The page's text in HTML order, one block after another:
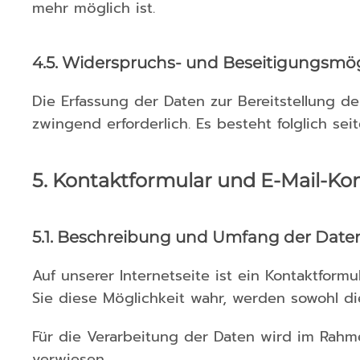
mehr möglich ist.
4.5. Widerspruchs- und
Die Erfassung der Daten zur Bereitstellung
zwingend erforderlich. Es besteht folglich
5. Kontaktformular und E-Mail-
5.1. Beschreibung und Umfang der
Auf unserer Internetseite ist ein
Sie diese Möglichkeit wahr, werden sowohl
Für die Verarbeitung der Daten wird im